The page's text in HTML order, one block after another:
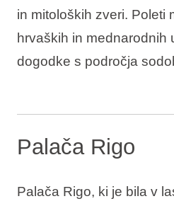
in mitoloških zveri. Poleti
hrvaških in mednarodnih
dogodke s področja
Palača Rigo
Palača Rigo, ki je bila v